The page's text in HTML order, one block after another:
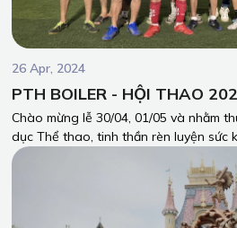
26 Apr, 2024
PTH BOILER - HỘI THAO
Chào mừng lễ 30/04, 01/05 và nhằm
dục Thể thao, tinh thần rèn luyện sức
Công ty Phúc Trường Hải (PTH). Những ngày qua, PTH Boiler đã
có các trải nghiệm giao lưu Hội thao